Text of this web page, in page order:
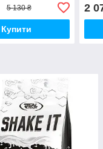
5 130 ₴
Купити
2